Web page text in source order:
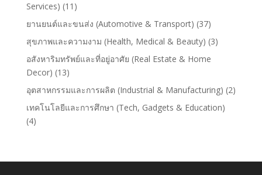
Services) (11)
ยานยนต์และขนส่ง (Automotive & Transport) (37)
สุขภาพและความงาม (Health, Medical & Beauty) (3)
อสังหาริมทรัพย์และที่อยู่อาศัย (Real Estate & Home
Decor) (13)
อุตสาหกรรมและการผลิต (Industrial & Manufacturing) (2)
เทคโนโลยีและการศึกษา (Tech, Gadgets & Education)
(4)